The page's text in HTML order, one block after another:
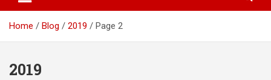
Home Blog 2019 Page 2
2019